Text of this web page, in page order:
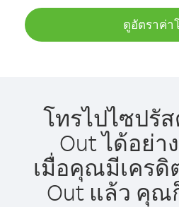
ดูอัตราค่า
โทรไปไซปรั
Out ได้อย่า
เมื่อคุณมีเครดิ
Out แล้ว คุณ